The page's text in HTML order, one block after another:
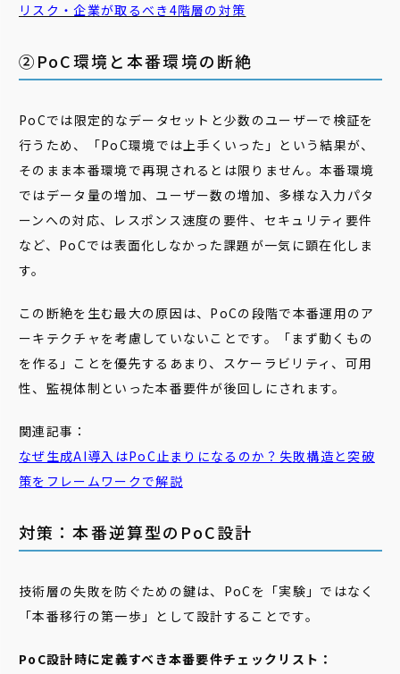
リスク・企業が取るべき4階層の対策
②PoC環境と本番環境の断絶
PoCでは限定的なデータセットと少数のユーザーで検証を
行うため、「PoC環境では上手くいった」という結果が、
そのまま本番環境で再現されるとは限りません。本番環境
ではデータ量の増加、ユーザー数の増加、多様な入力パタ
ーンへの対応、レスポンス速度の要件、セキュリティ要件
など、PoCでは表面化しなかった課題が一気に顕在化しま
す。
この断絶を生む最大の原因は、PoCの段階で本番運用のア
ーキテクチャを考慮していないことです。「まず動くもの
を作る」ことを優先するあまり、スケーラビリティ、可用
性、監視体制といった本番要件が後回しにされます。
関連記事：
なぜ生成AI導入はPoC止まりになるのか？失敗構造と突破
策をフレームワークで解説
対策：本番逆算型のPoC設計
技術層の失敗を防ぐための鍵は、PoCを「実験」ではなく
「本番移行の第一歩」として設計することです。
PoC設計時に定義すべき本番要件チェックリスト：